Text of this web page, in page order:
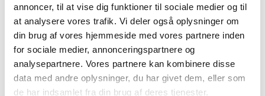
annoncer, til at vise dig funktioner til sociale medier og til
at analysere vores trafik. Vi deler også oplysninger om
din brug af vores hjemmeside med vores partnere inden
for sociale medier, annonceringspartnere og
analysepartnere. Vores partnere kan kombinere disse
data med andre oplysninger, du har givet dem, eller som
de har indsamlet fra din brug af deres tjenester.
*Gælder ikke ernæringsprodukter.
Stort udvalg af kendte
produkter
Vi tilbyder et stort udvalg af kendte
cremer, vitaminer og andre spændende